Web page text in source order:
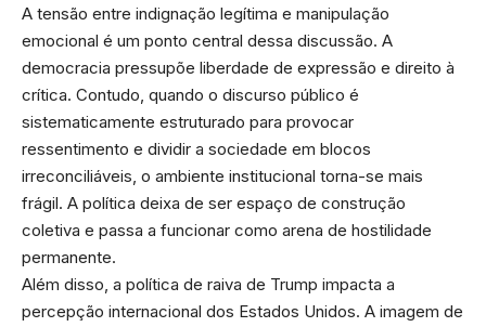
A tensão entre indignação legítima e manipulação
emocional é um ponto central dessa discussão. A
democracia pressupõe liberdade de expressão e direito à
crítica. Contudo, quando o discurso público é
sistematicamente estruturado para provocar
ressentimento e dividir a sociedade em blocos
irreconciliáveis, o ambiente institucional torna-se mais
frágil. A política deixa de ser espaço de construção
coletiva e passa a funcionar como arena de hostilidade
permanente.
Além disso, a política de raiva de Trump impacta a
percepção internacional dos Estados Unidos. A imagem de